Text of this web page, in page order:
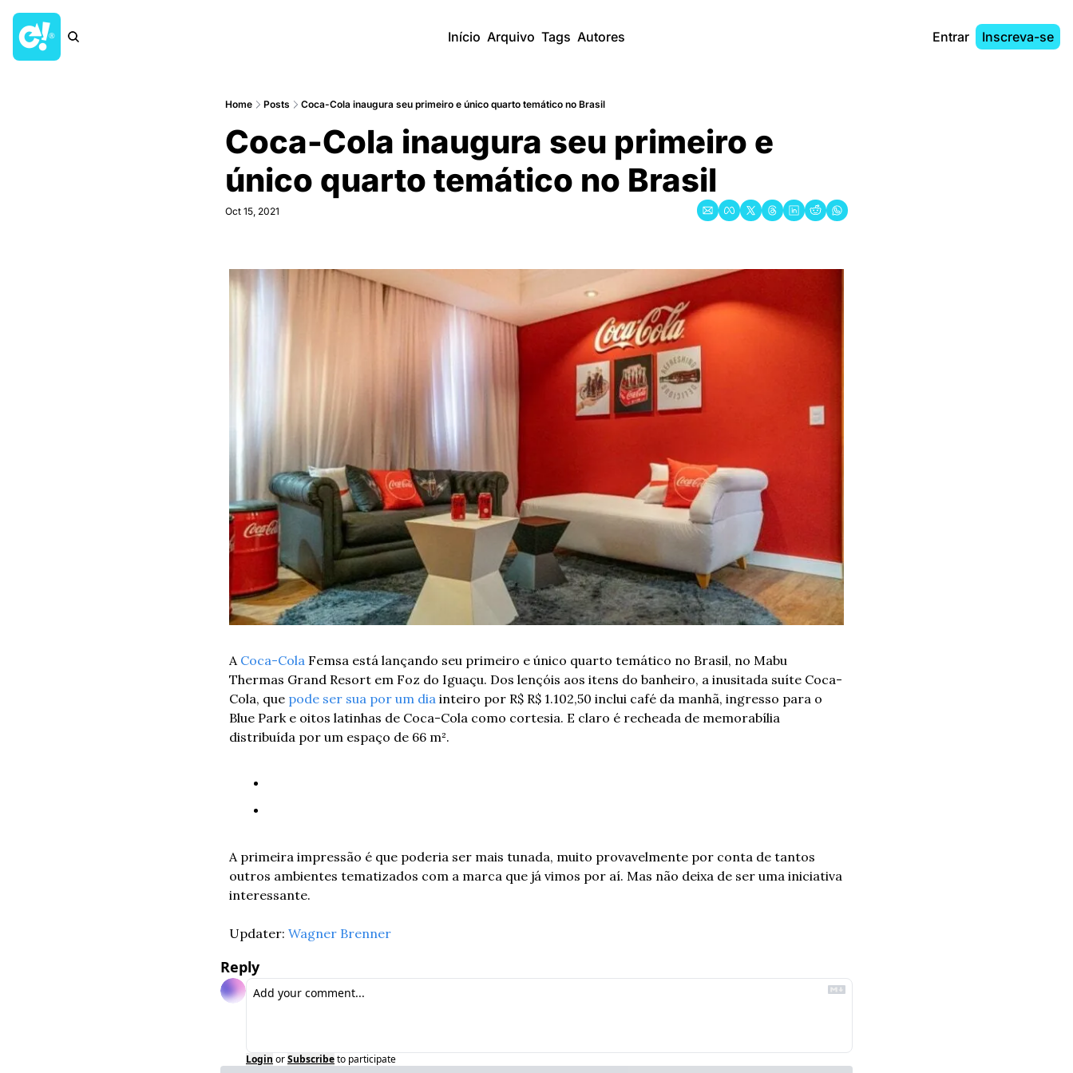
Início Arquivo Tags Autores Entrar Inscreva-se
Home Posts Coca-Cola inaugura seu primeiro e único quarto temático no Brasil
Coca-Cola inaugura seu primeiro e
único quarto temático no Brasil
Oct 15, 2021
A Coca-Cola Femsa está lançando seu primeiro e único quarto temático no Brasil, no Mabu
Thermas Grand Resort em Foz do Iguaçu. Dos lençóis aos itens do banheiro, a inusitada suíte Coca-
Cola, que pode ser sua por um dia inteiro por R$ R$ 1.102,50 inclui café da manhã, ingresso para o
Blue Park e oitos latinhas de Coca-Cola como cortesia. E claro é recheada de memorabília
distribuída por um espaço de 66 m².
A primeira impressão é que poderia ser mais tunada, muito provavelmente por conta de tantos
outros ambientes tematizados com a marca que já vimos por aí. Mas não deixa de ser uma iniciativa
interessante.
Updater: Wagner Brenner
Reply
Login orSubscribeto participate